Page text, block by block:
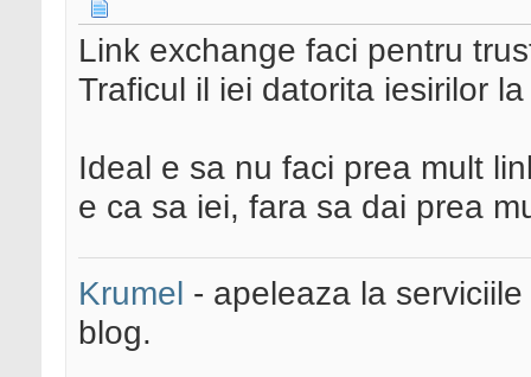
Link exchange faci pentru
Traficul il iei datorita iesirilor
Ideal e sa nu faci prea mult
e ca sa iei, fara sa dai prea
Krumel - apeleaza la
blog.